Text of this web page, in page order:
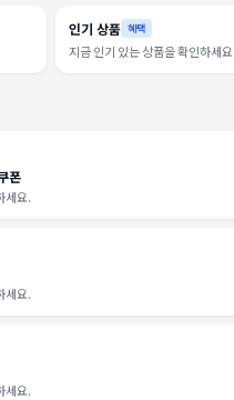
인기 상품 혜택
지금 인기 있는 상품을 확인하세요
폰
세요.
세요.
세요.